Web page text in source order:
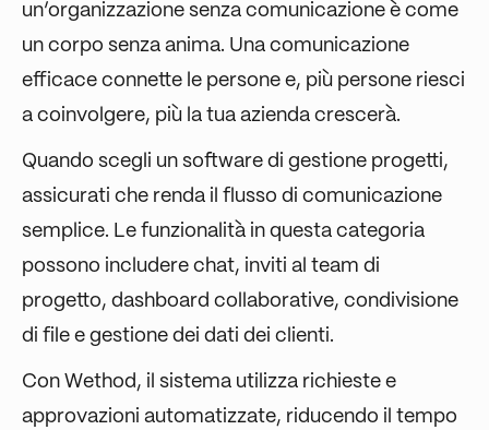
un’organizzazione senza comunicazione è come
un corpo senza anima. Una comunicazione
efficace connette le persone e, più persone riesci
a coinvolgere, più la tua azienda crescerà.
Quando scegli un software di gestione progetti,
assicurati che renda il flusso di comunicazione
semplice. Le funzionalità in questa categoria
possono includere chat, inviti al team di
progetto, dashboard collaborative, condivisione
di file e gestione dei dati dei clienti.
Con Wethod, il sistema utilizza richieste e
approvazioni automatizzate, riducendo il tempo